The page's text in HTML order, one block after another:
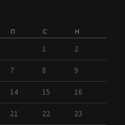
П С Н
1 2
7 8 9
14 15 16
21 22 23